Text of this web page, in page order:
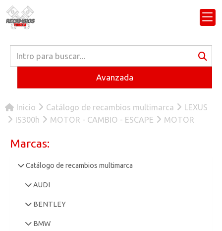
Avanzada
Inicio Catálogo de recambios multimarca
LEXUS
IS300h
MOTOR - CAMBIO - ESCAPE MOTOR
Marcas:
Catálogo de recambios multimarca
AUDI
BENTLEY
BMW